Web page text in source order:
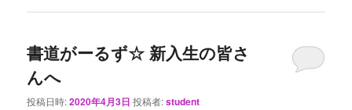
書道がーるず☆ 新入生の皆さ
んへ
投稿日時:2020年4月3日 投稿者:student